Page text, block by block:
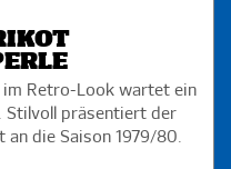
Retro-Look wartet ein
Stilvoll präsentiert der
an die Saison 1979/80.